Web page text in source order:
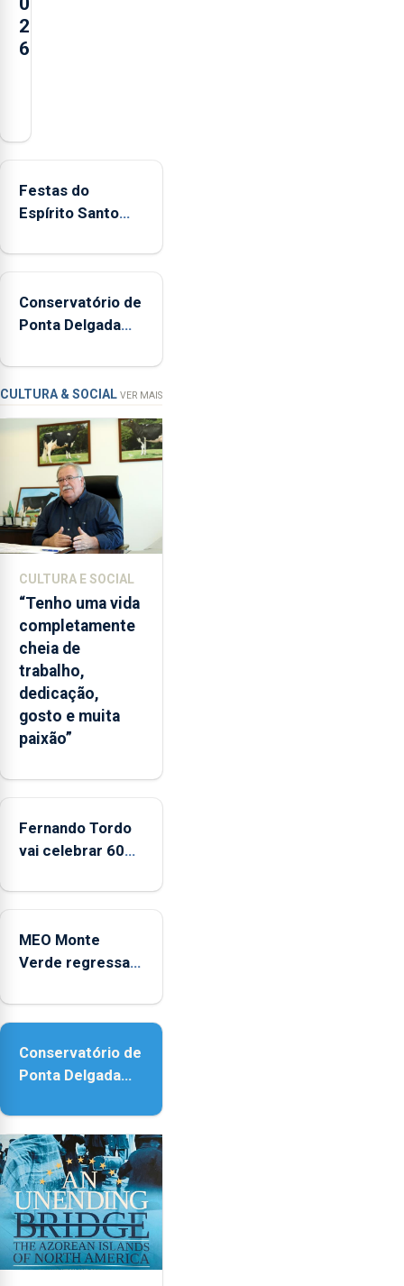
2
6
mais
ocorrências
e
inspeções
relacionadas
a
apanha
ilegal
lapas
2022
e
2026.
ilha
das
Flores
apresenta
um
“decréscimo
significativo”
da
entre
e
2025
Festas do
Espírito Santo
Conservatório de
Ponta Delgada
novos
instrumentos
CULTURA & SOCIAL VER MAIS
CULTURA E SOCIAL
“Tenho uma vida
completamente
cheia de
trabalho,
dedicação,
gosto e muita
paixão”
Fernando Tordo
vai celebrar 60
no Coliseu
MEO Monte
Verde regressa
acessibilidade
Conservatório de
Ponta Delgada
novos
instrumentos